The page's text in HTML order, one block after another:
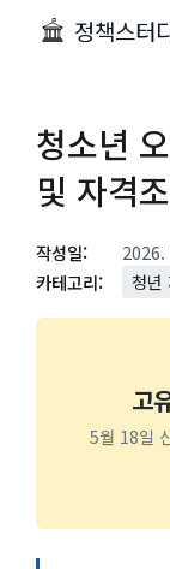
정책스터
청소년
및 자격
작성일:
카테고리:
청년
고
5월 18일